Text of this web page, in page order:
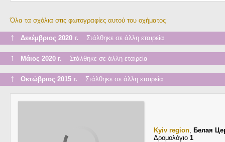
Όλα τα σχόλια στις φωτογραφίες αυτού του οχήματος
↑ Δεκέμβριος 2020 г. Στάλθηκε σε άλλη εταιρεία
↑ Μάιος 2020 г. Στάλθηκε σε άλλη εταιρεία
↑ Οκτώβριος 2015 г. Στάλθηκε σε άλλη εταιρεία
Kyiv region, Белая
Δρομολόγιο 1